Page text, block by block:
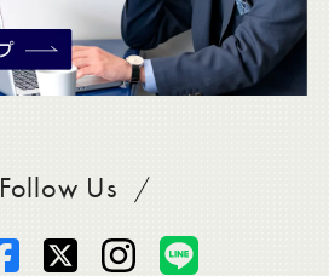
Follow UsSADAをフォロー
オ
オ
オ